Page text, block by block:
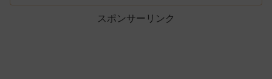
スポンサーリンク